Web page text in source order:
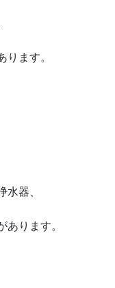
ります。
水器、
あります。